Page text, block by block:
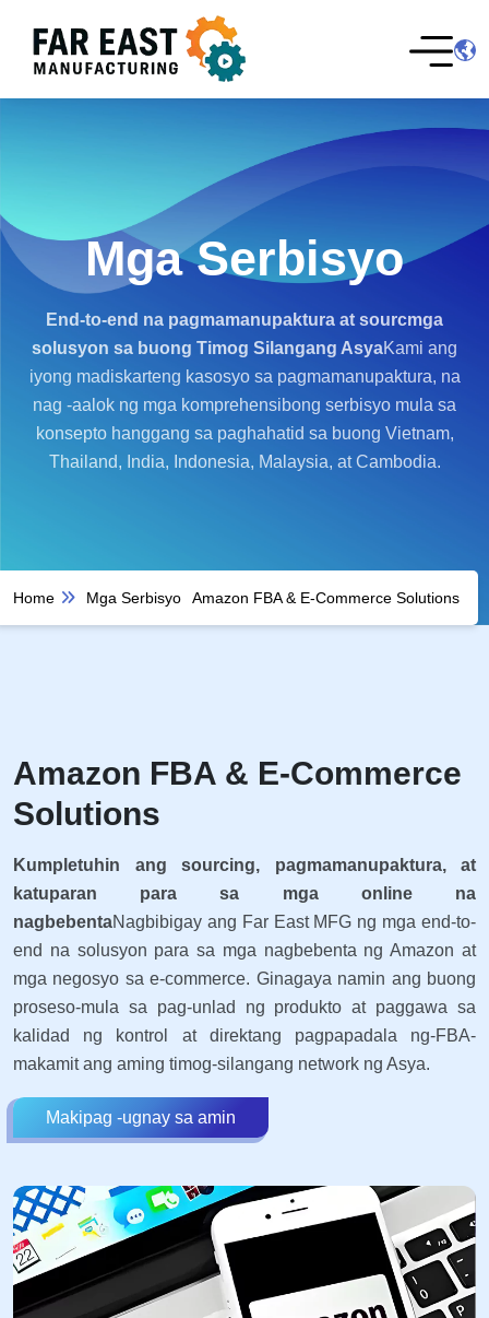
Mga Serbisyo
End-to-end na pagmamanupaktura at sourcmga
solusyon sa buong Timog Silangang AsyaKami ang
iyong madiskarteng kasosyo sa pagmamanupaktura, na
nag -aalok ng mga komprehensibong serbisyo mula sa
konsepto hanggang sa paghahatid sa buong Vietnam,
Thailand, India, Indonesia, Malaysia, at Cambodia.
Home Mga Serbisyo Amazon FBA & E-Commerce Solutions
Amazon FBA & E-Commerce
Solutions
Kumpletuhin ang sourcing, pagmamanupaktura, at
katuparan para sa mga online na
nagbebentaNagbibigay ang Far East MFG ng mga end-to-
end na solusyon para sa mga nagbebenta ng Amazon at
mga negosyo sa e-commerce. Ginagaya namin ang buong
proseso-mula sa pag-unlad ng produkto at paggawa sa
kalidad ng kontrol at direktang pagpapadala ng-FBA-
makamit ang aming timog-silangang network ng Asya.
Makipag -ugnay sa amin